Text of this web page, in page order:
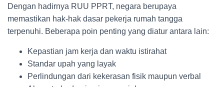
Dengan hadirnya RUU PPRT, negara berupaya
memastikan hak-hak dasar pekerja rumah tangga
terpenuhi. Beberapa poin penting yang diatur antara lain:
Kepastian jam kerja dan waktu istirahat
Standar upah yang layak
Perlindungan dari kekerasan fisik maupun verbal